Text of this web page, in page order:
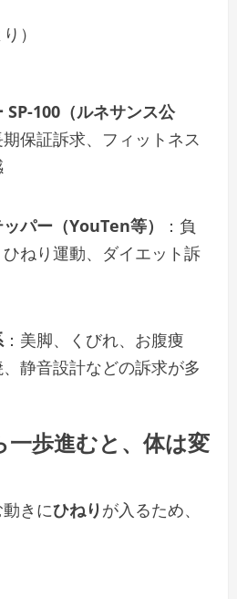
）
SP-100（ルネサンス公
期保証訴求、フィットネス
パー（YouTen等）
：負
ねり運動、ダイエット訴
：美脚、くびれ、お腹痩
静音設計などの訴求が多
一歩進むと、体は変
きにひねりが入るため、